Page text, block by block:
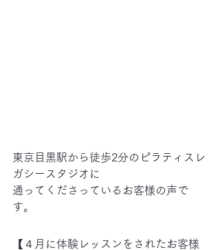
東京目黒駅から徒歩2分のピラティスレ
ガシースタジオに
通ってくださっているお客様の声で
す。
【４月に体験レッスンをされたお客様